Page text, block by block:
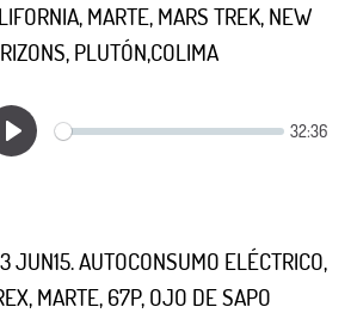
MARTE, MARS TREK, NEW
PLUTÓN,COLIMA
JUN15. AUTOCONSUMO ELÉCTRICO,
MARTE, 67P, OJO DE SAPO